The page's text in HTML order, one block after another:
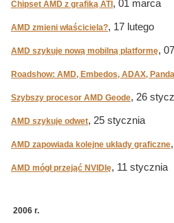
Chipset AMD z grafiką ATI , 01 marca
AMD zmieni właściciela?, 17 lutego
AMD szykuje nową mobilną platformę,
Roadshow: AMD, Embedos, ADAX,
Szybszy procesor AMD Geode, 26
AMD szykuje odwet, 25 stycznia
AMD zapowiada kolejne układy graficzne
AMD mógł przejąć NVIDIę, 11 stycznia
2006 r.